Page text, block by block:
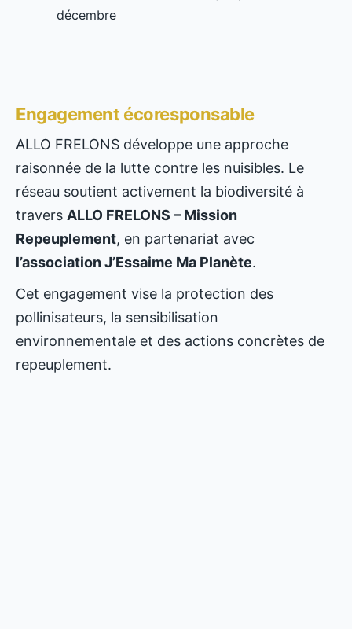
décembre
Engagement écoresponsable
ALLO FRELONS développe une approche
raisonnée de la lutte contre les nuisibles. Le
réseau soutient activement la biodiversité à
travers ALLO FRELONS – Mission
Repeuplement, en partenariat avec
l’association J’Essaime Ma Planète.
Cet engagement vise la protection des
pollinisateurs, la sensibilisation
environnementale et des actions concrètes de
repeuplement.